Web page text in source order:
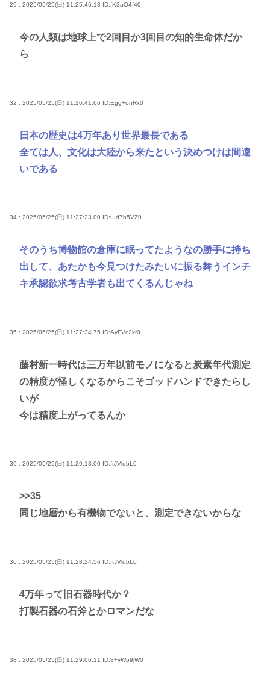
29 : 2025/05/25(日) 11:25:46.18 ID:fK3aO4f40
今の人類は地球上で2回目か3回目の知的生命体だか
ら
32 : 2025/05/25(日) 11:26:41.66 ID:Egg+onRx0
日本の歴史は4万年あり世界最長である
全ては人、文化は大陸から来たという決めつけは間違
いである
34 : 2025/05/25(日) 11:27:23.00 ID:uId7h5VZ0
そのうち博物館の倉庫に眠ってたようなの勝手に持ち
出して、あたかも今見つけたみたいに振る舞うインチ
キ承認欲求考古学者も出てくるんじゃね
35 : 2025/05/25(日) 11:27:34.75 ID:AyFVc2kr0
藤村新一時代は三万年以前モノになると炭素年代測定
の精度が怪しくなるからこそゴッドハンドできたらし
いが
今は精度上がってるんか
39 : 2025/05/25(日) 11:29:13.00 ID:ftJVlqbL0
>>35
同じ地層から有機物でないと、測定できないからな
36 : 2025/05/25(日) 11:28:24.56 ID:ftJVlqbL0
4万年って旧石器時代か？
打製石器の石斧とかロマンだな
38 : 2025/05/25(日) 11:29:06.11 ID:8+vWp9jW0